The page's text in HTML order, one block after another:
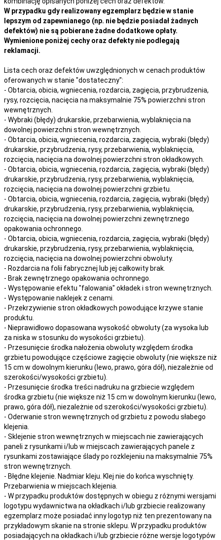
W przypadku gdy realizowany egzemplarz będzie w stanie
lepszym od zapewnianego (np. nie będzie posiadał żadnych
defektów) nie są pobierane żadne dodatkowe opłaty.
Wymienione poniżej cechy oraz defekty nie podlegają
reklamacji.
Lista cech oraz defektów uwzględnionych w cenach produktów
oferowanych w stanie "dostateczny":
- Obtarcia, obicia, wgniecenia, rozdarcia, zagięcia, przybrudzenia,
rysy, rozcięcia, nacięcia na maksymalnie 75% powierzchni stron
wewnętrznych.
- Wybraki (błędy) drukarskie, przebarwienia, wyblaknięcia na
dowolnej powierzchni stron wewnętrznych.
- Obtarcia, obicia, wgniecenia, rozdarcia, zagięcia, wybraki (błędy)
drukarskie, przybrudzenia, rysy, przebarwienia, wyblaknięcia,
rozcięcia, nacięcia na dowolnej powierzchni stron okładkowych.
- Obtarcia, obicia, wgniecenia, rozdarcia, zagięcia, wybraki (błędy)
drukarskie, przybrudzenia, rysy, przebarwienia, wyblaknięcia,
rozcięcia, nacięcia na dowolnej powierzchni grzbietu.
- Obtarcia, obicia, wgniecenia, rozdarcia, zagięcia, wybraki (błędy)
drukarskie, przybrudzenia, rysy, przebarwienia, wyblaknięcia,
rozcięcia, nacięcia na dowolnej powierzchni zewnętrznego
opakowania ochronnego.
- Obtarcia, obicia, wgniecenia, rozdarcia, zagięcia, wybraki (błędy)
drukarskie, przybrudzenia, rysy, przebarwienia, wyblaknięcia,
rozcięcia, nacięcia na dowolnej powierzchni obwoluty.
- Rozdarcia na folii fabrycznej lub jej całkowity brak.
- Brak zewnętrznego opakowania ochronnego.
- Występowanie efektu "falowania" okładek i stron wewnętrznych.
- Występowanie naklejek z cenami.
- Przekrzywienie stron okładkowych powodujące krzywe stanie
produktu.
- Nieprawidłowo dopasowana wysokość obwoluty (za wysoka lub
za niska w stosunku do wysokości grzbietu).
- Przesunięcie środka nałożenia obwoluty względem środka
grzbietu powodujące częściowe zagięcie obwoluty (nie większe niż
15 cm w dowolnym kierunku (lewo, prawo, góra dół), niezależnie od
szerokości/wysokości grzbietu).
- Przesunięcie środka treści nadruku na grzbiecie względem
środka grzbietu (nie większe niż 15 cm w dowolnym kierunku (lewo,
prawo, góra dół), niezależnie od szerokości/wysokości grzbietu).
- Oderwanie stron wewnętrznych od grzbietu z powodu słabego
klejenia.
- Sklejenie stron wewnętrznych w miejscach nie zawierających
paneli z rysunkami i/lub w miejscach zawierających panele z
rysunkami zostawiające ślady po rozklejeniu na maksymalnie 75%
stron wewnętrznych.
- Błędne klejenie. Nadmiar kleju. Klej nie do końca wyschnięty.
Przebarwienia w miejscach klejenia.
- W przypadku produktów dostępnych w obiegu z różnymi wersjami
logotypu wydawnictwa na okładkach i/lub grzbiecie realizowany
egzemplarz może posiadać inny logotyp niż ten prezentowany na
przykładowym skanie na stronie sklepu. W przypadku produktów
posiadających na okładkach i/lub grzbiecie różne wersje logotypów